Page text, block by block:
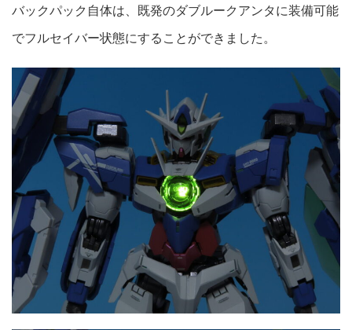
バックパック自体は、既発のダブルークアンタに装備可能
でフルセイバー状態にすることができました。